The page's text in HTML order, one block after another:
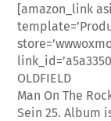
[amazon_link
OLDFIELD
Man On The
Sein 25. Album